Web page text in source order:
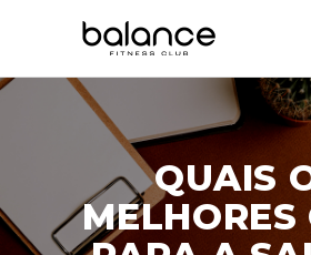
QUAIS
MELHORES